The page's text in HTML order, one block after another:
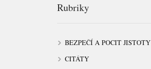
Rubriky
BEZPEČÍ A POCIT JISTOTY
CITÁTY